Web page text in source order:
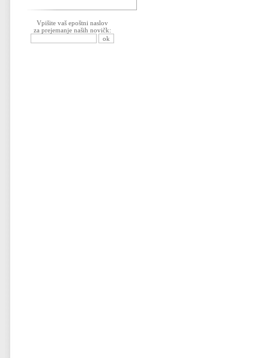
Vpišite vaš epoštni naslov
za prejemanje naših novičk: